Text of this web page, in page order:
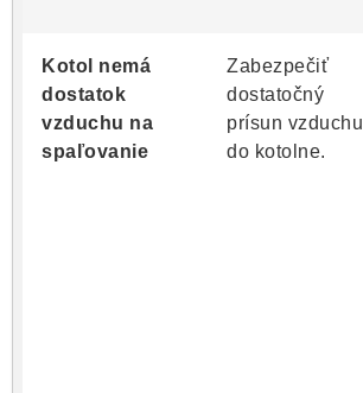
Kotol nemá
dostatok
vzduchu na
spaľovanie
Zabezpečiť
dostatočný
prísun vzduchu
do kotolne.